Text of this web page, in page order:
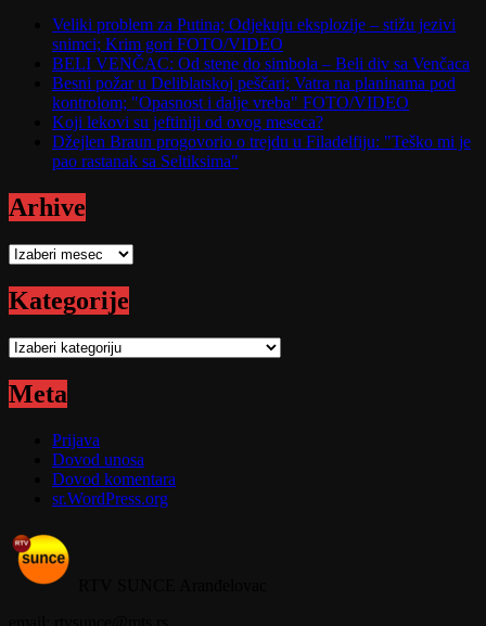
Veliki problem za Putina; Odjekuju eksplozije – stižu jezivi
snimci; Krim gori FOTO/VIDEO
BELI VENČAC: Od stene do simbola – Beli div sa Venčaca
Besni požar u Deliblatskoj peščari; Vatra na planinama pod
kontrolom; "Opasnost i dalje vreba" FOTO/VIDEO
Koji lekovi su jeftiniji od ovog meseca?
Džejlen Braun progovorio o trejdu u Filadelfiju: "Teško mi je
pao rastanak sa Seltiksima"
Arhive
Arhive
Kategorije
Kategorije
Meta
Prijava
Dovod unosa
Dovod komentara
sr.WordPress.org